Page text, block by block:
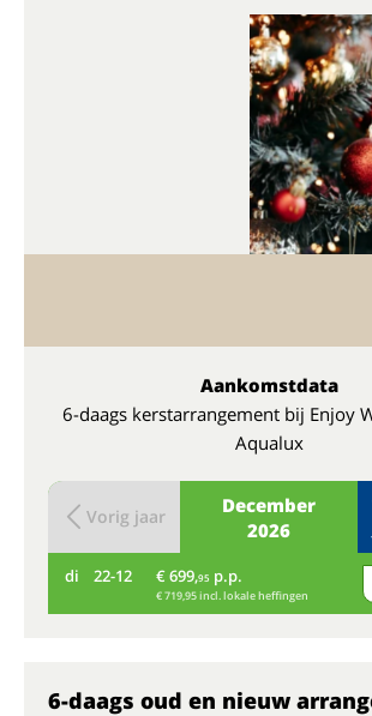
Aankomstdata
6-daags kerstarrangement bij Enjoy
Aqualux
December
2026
Vorig jaar
di 22-12 € 699,95 p.p.
€ 719,95 incl. lokale heffingen
6-daags oud en nieuw